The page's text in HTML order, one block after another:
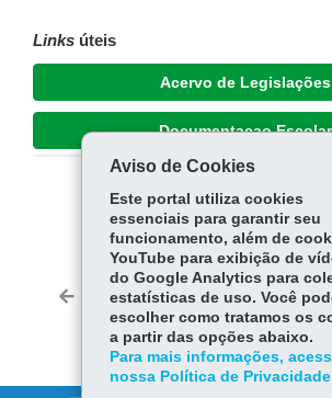
Links úteis
Acervo de Legislações
Documentaçao Escolar
COMPARTILHE:
Fa
ce
bo
ok
Tw
itt
er
Voltar Início
Aviso de Cookies
Este portal utiliza cookies
essenciais para garantir seu
funcionamento, além de
YouTube para exibição de
do Google Analytics para
estatísticas de uso. Você
escolher como tratamos os
a partir das opções abaixo.
Para mais informações,
nossa Política de